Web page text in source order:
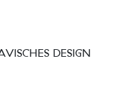
DESIGN